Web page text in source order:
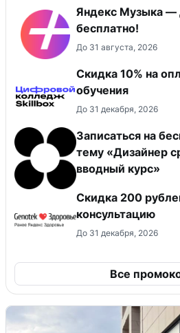
Яндекс Музыка —
бесплатно!
До 31 августа, 2026
Скидка 10% на
обучения
До 31 декабря, 2026
Записаться на
тему «Дизайнер
вводный курс»
Скидка 200
консультацию
До 31 декабря, 2026
Все